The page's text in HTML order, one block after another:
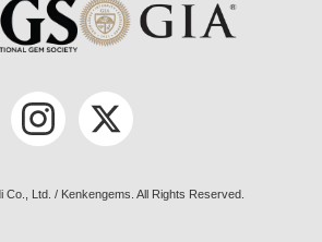
Co., Ltd. / Kenkengems. All Rights Reserved.